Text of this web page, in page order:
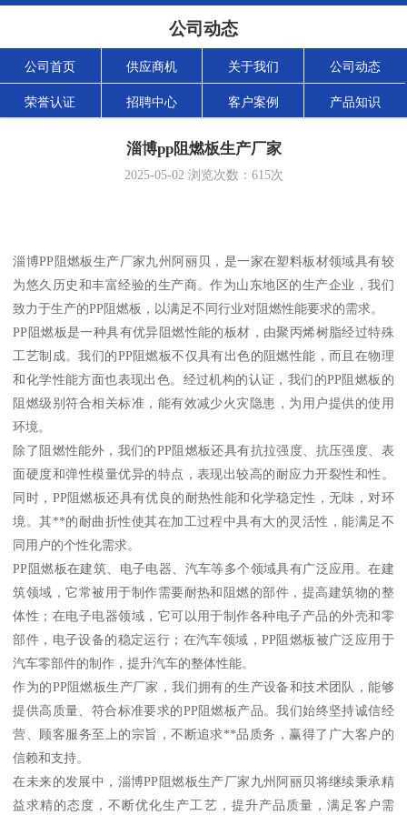
公司动态
公司首页 供应商机 关于我们 公司动态
荣誉认证 招聘中心 客户案例 产品知识
淄博pp阻燃板生产厂家
2025-05-02浏览次数： 615次
淄博PP阻燃板生产厂家九州阿丽贝，是一家在塑料板材领域具有较
为悠久历史和丰富经验的生产商。作为山东地区的生产企业，我们
致力于生产的PP阻燃板，以满足不同行业对阻燃性能要求的需求。
PP阻燃板是一种具有优异阻燃性能的板材，由聚丙烯树脂经过特殊
工艺制成。我们的PP阻燃板不仅具有出色的阻燃性能，而且在物理
和化学性能方面也表现出色。经过机构的认证，我们的PP阻燃板的
阻燃级别符合相关标准，能有效减少火灾隐患，为用户提供的使用
环境。
除了阻燃性能外，我们的PP阻燃板还具有抗拉强度、抗压强度、表
面硬度和弹性模量优异的特点，表现出较高的耐应力开裂性和性。
同时，PP阻燃板还具有优良的耐热性能和化学稳定性，无味，对环
境。其**的耐曲折性使其在加工过程中具有大的灵活性，能满足不
同用户的个性化需求。
PP阻燃板在建筑、电子电器、汽车等多个领域具有广泛应用。在建
筑领域，它常被用于制作需要耐热和阻燃的部件，提高建筑物的整
体性；在电子电器领域，它可以用于制作各种电子产品的外壳和零
部件，电子设备的稳定运行；在汽车领域，PP阻燃板被广泛应用于
汽车零部件的制作，提升汽车的整体性能。
作为的PP阻燃板生产厂家，我们拥有的生产设备和技术团队，能够
提供高质量、符合标准要求的PP阻燃板产品。我们始终坚持诚信经
营、顾客服务至上的宗旨，不断追求**品质务，赢得了广大客户的
信赖和支持。
在未来的发展中，淄博PP阻燃板生产厂家九州阿丽贝将继续秉承精
益求精的态度，不断优化生产工艺，提升产品质量，满足客户需